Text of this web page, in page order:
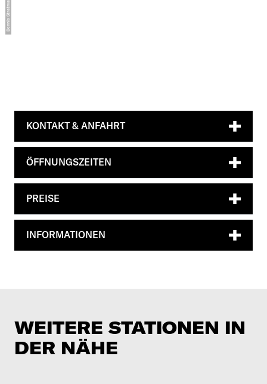
KONTAKT & ANFAHRT
ÖFFNUNGSZEITEN
PREISE
INFORMATIONEN
WEITERE STATIONEN IN
DER NÄHE